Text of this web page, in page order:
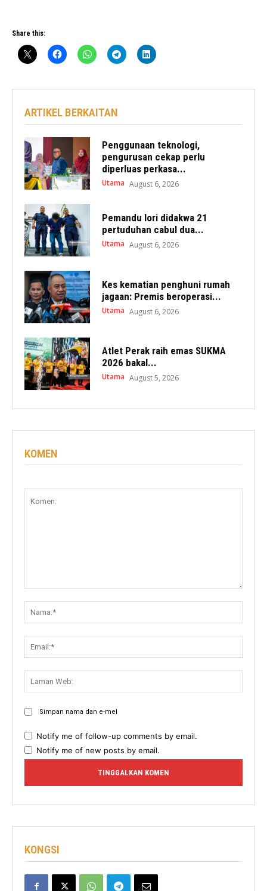
Share this:
ARTIKEL BERKAITAN
Penggunaan teknologi,
pengurusan cekap perlu
diperluas perkasa...
Utama August 6, 2026
Pemandu lori didakwa 21
pertuduhan cabul dua...
Utama August 6, 2026
Kes kematian penghuni rumah
jagaan: Premis beroperasi...
Utama August 6, 2026
Atlet Perak raih emas SUKMA
2026 bakal...
Utama August 5, 2026
KOMEN
Simpan nama dan e-mel
Notify me of follow-up comments by email.
Notify me of new posts by email.
KONGSI